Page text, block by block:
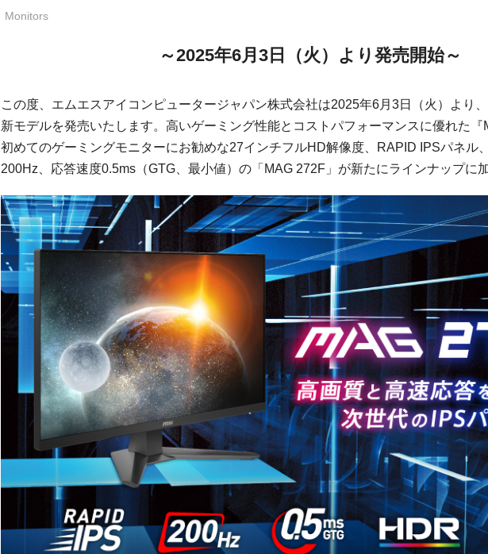
Monitors
～2025年6月3日（火）より発売開始～
この度、エムエスアイコンピュータージャパン株式会社は2025年6月3日（火）より
新モデルを発売いたします。高いゲーミング性能とコストパフォーマンスに優れた
初めてのゲーミングモニターにお勧めな27インチフルHD解像度、RAPID IPSパネル
200Hz、応答速度0.5ms（GTG、最小値）の「MAG 272F」が新たにラインナップに